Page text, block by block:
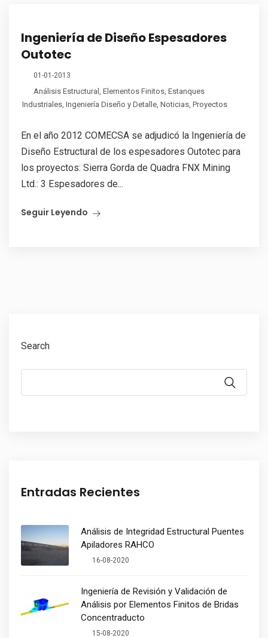
Ingeniería de Diseño Espesadores
Outotec
01-01-2013
Análisis Estructural Elementos Finitos Estanques
Industriales Ingeniería Diseño y Detalle Noticias Proyectos
En el año 2012 COMECSA se adjudicó la Ingeniería de
Diseño Estructural de los espesadores Outotec para
los proyectos: Sierra Gorda de Quadra FNX Mining
Ltd.: 3 Espesadores de...
Seguir Leyendo
Search
Entradas Recientes
Análisis de Integridad Estructural Puentes
Apiladores RAHCO
16-08-2020
Ingeniería de Revisión y Validación de
Análisis por Elementos Finitos de Bridas
Concentraducto
15-08-2020